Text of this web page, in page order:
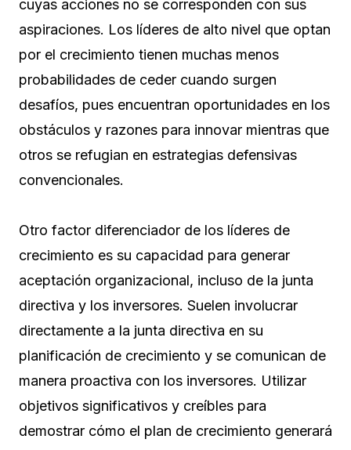
cuyas acciones no se corresponden con sus
aspiraciones. Los líderes de alto nivel que optan
por el crecimiento tienen muchas menos
probabilidades de ceder cuando surgen
desafíos, pues encuentran oportunidades en los
obstáculos y razones para innovar mientras que
otros se refugian en estrategias defensivas
convencionales.
Otro factor diferenciador de los líderes de
crecimiento es su capacidad para generar
aceptación organizacional, incluso de la junta
directiva y los inversores. Suelen involucrar
directamente a la junta directiva en su
planificación de crecimiento y se comunican de
manera proactiva con los inversores. Utilizar
objetivos significativos y creíbles para
demostrar cómo el plan de crecimiento generará